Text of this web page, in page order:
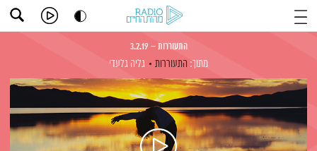
התעוררות – 3.2.19
מתוך: התעוררות גליה גלעדי